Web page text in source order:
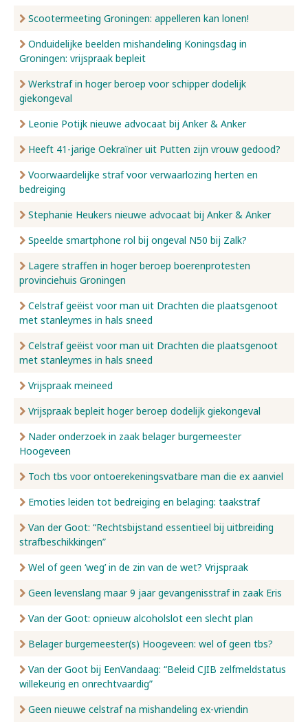
Scootermeeting Groningen: appelleren kan lonen!
Onduidelijke beelden mishandeling Koningsdag in
Groningen: vrijspraak bepleit
Werkstraf in hoger beroep voor schipper dodelijk
giekongeval
Leonie Potijk nieuwe advocaat bij Anker & Anker
Heeft 41-jarige Oekraïner uit Putten zijn vrouw gedood?
Voorwaardelijke straf voor verwaarlozing herten en
bedreiging
Stephanie Heukers nieuwe advocaat bij Anker & Anker
Speelde smartphone rol bij ongeval N50 bij Zalk?
Lagere straffen in hoger beroep boerenprotesten
provinciehuis Groningen
Celstraf geëist voor man uit Drachten die plaatsgenoot
met stanleymes in hals sneed
Celstraf geëist voor man uit Drachten die plaatsgenoot
met stanleymes in hals sneed
Vrijspraak meineed
Vrijspraak bepleit hoger beroep dodelijk giekongeval
Nader onderzoek in zaak belager burgemeester
Hoogeveen
Toch tbs voor ontoerekeningsvatbare man die ex aanviel
Emoties leiden tot bedreiging en belaging: taakstraf
Van der Goot: “Rechtsbijstand essentieel bij uitbreiding
strafbeschikkingen”
Wel of geen ‘weg’ in de zin van de wet? Vrijspraak
Geen levenslang maar 9 jaar gevangenisstraf in zaak Eris
Van der Goot: opnieuw alcoholslot een slecht plan
Belager burgemeester(s) Hoogeveen: wel of geen tbs?
Van der Goot bij EenVandaag: “Beleid CJIB zelfmeldstatus
willekeurig en onrechtvaardig”
Geen nieuwe celstraf na mishandeling ex-vriendin